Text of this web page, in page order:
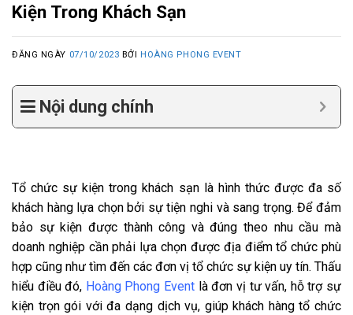
Kiện Trong Khách Sạn
ĐĂNG NGÀY 07/10/2023 BỞI HOÀNG PHONG EVENT
Nội dung chính
Tổ chức sự kiện trong khách sạn là hình thức được đa số
khách hàng lựa chọn bởi sự tiện nghi và sang trọng. Để đảm
bảo sự kiện được thành công và đúng theo nhu cầu mà
doanh nghiệp cần phải lựa chọn được địa điểm tổ chức phù
hợp cũng như tìm đến các đơn vị tổ chức sự kiện uy tín. Thấu
hiểu điều đó, Hoàng Phong Event là đơn vị tư vấn, hỗ trợ sự
kiện trọn gói với đa dạng dịch vụ, giúp khách hàng tổ chức